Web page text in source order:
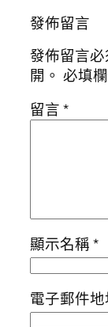
發佈留言
發佈留言
開。 必填
留言*
顯示名稱*
電子郵件